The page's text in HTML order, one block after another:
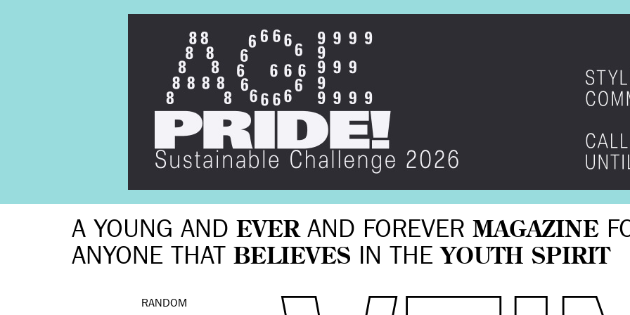
A YOUNG AND EVERAND FOREVER MAGAZINE
ANYONE THAT BELIEVES IN THE YOUTH SPIRIT
RANDOM